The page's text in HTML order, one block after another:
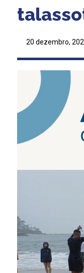
20 dezembro,